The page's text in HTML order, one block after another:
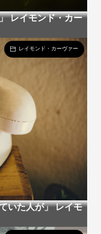
レイモンド・カー
レイモンド・カーヴァー
いた人が」 レイモ